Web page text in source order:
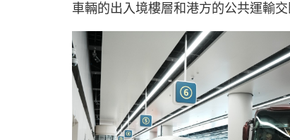
車輛的出入境樓層和港方的公共運輸